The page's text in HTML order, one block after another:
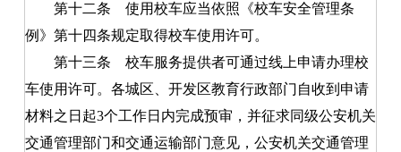
第十二条 使用校车应当依照《校车安全管理条
例》第十四条规定取得校车使用许可。
第十三条 校车服务提供者可通过线上申请办理校
车使用许可。各城区、开发区教育行政部门自收到申请
材料之日起3个工作日内完成预审，并征求同级公安机关
交通管理部门和交通运输部门意见，公安机关交通管理